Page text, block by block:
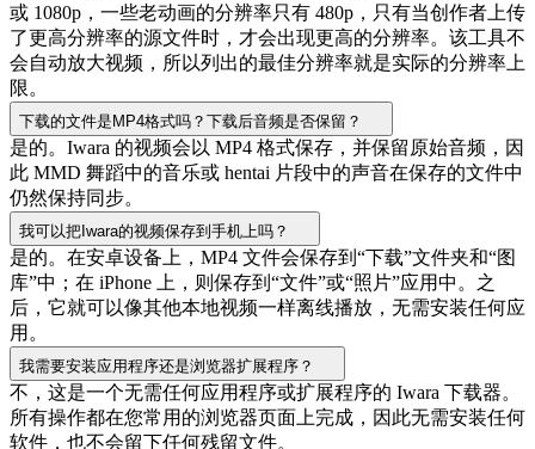
或 1080p，一些老动画的分辨率只有 480p，只有当创作者上传
了更高分辨率的源文件时，才会出现更高的分辨率。该工具不
会自动放大视频，所以列出的最佳分辨率就是实际的分辨率上
限。
下载的文件是MP4格式吗？下载后音频是否保留？
是的。Iwara 的视频会以 MP4 格式保存，并保留原始音频，因
此 MMD 舞蹈中的音乐或 hentai 片段中的声音在保存的文件中
仍然保持同步。
我可以把Iwara的视频保存到手机上吗？
是的。在安卓设备上，MP4 文件会保存到“下载”文件夹和“图
库”中；在 iPhone 上，则保存到“文件”或“照片”应用中。之
后，它就可以像其他本地视频一样离线播放，无需安装任何应
用。
我需要安装应用程序还是浏览器扩展程序？
不，这是一个无需任何应用程序或扩展程序的 Iwara 下载器。
所有操作都在您常用的浏览器页面上完成，因此无需安装任何
软件，也不会留下任何残留文件。